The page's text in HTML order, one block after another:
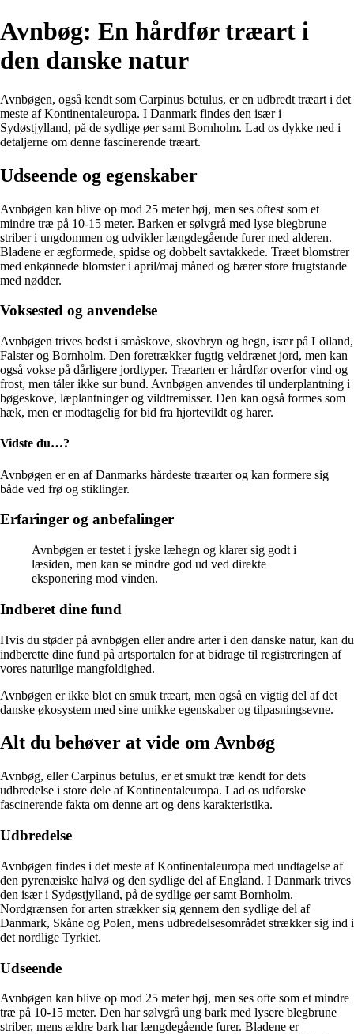
Avnbøg: En hårdfør træart i
den danske natur
Avnbøgen, også kendt som Carpinus betulus, er en udbredt træart i det
meste af Kontinentaleuropa. I Danmark findes den især i
Sydøstjylland, på de sydlige øer samt Bornholm. Lad os dykke ned i
detaljerne om denne fascinerende træart.
Udseende og egenskaber
Avnbøgen kan blive op mod 25 meter høj, men ses oftest som et
mindre træ på 10-15 meter. Barken er sølvgrå med lyse blegbrune
striber i ungdommen og udvikler længdegående furer med alderen.
Bladene er ægformede, spidse og dobbelt savtakkede. Træet blomstrer
med enkønnede blomster i april/maj måned og bærer store frugtstande
med nødder.
Voksested og anvendelse
Avnbøgen trives bedst i småskove, skovbryn og hegn, især på Lolland,
Falster og Bornholm. Den foretrækker fugtig veldrænet jord, men kan
også vokse på dårligere jordtyper. Træarten er hårdfør overfor vind og
frost, men tåler ikke sur bund. Avnbøgen anvendes til underplantning i
bøgeskove, læplantninger og vildtremisser. Den kan også formes som
hæk, men er modtagelig for bid fra hjortevildt og harer.
Vidste du…?
Avnbøgen er en af Danmarks hårdeste træarter og kan formere sig
både ved frø og stiklinger.
Erfaringer og anbefalinger
Avnbøgen er testet i jyske læhegn og klarer sig godt i
læsiden, men kan se mindre god ud ved direkte
eksponering mod vinden.
Indberet dine fund
Hvis du støder på avnbøgen eller andre arter i den danske natur, kan du
indberette dine fund på artsportalen for at bidrage til registreringen af
vores naturlige mangfoldighed.
Avnbøgen er ikke blot en smuk træart, men også en vigtig del af det
danske økosystem med sine unikke egenskaber og tilpasningsevne.
Alt du behøver at vide om Avnbøg
Avnbøg, eller Carpinus betulus, er et smukt træ kendt for dets
udbredelse i store dele af Kontinentaleuropa. Lad os udforske
fascinerende fakta om denne art og dens karakteristika.
Udbredelse
Avnbøgen findes i det meste af Kontinentaleuropa med undtagelse af
den pyrenæiske halvø og den sydlige del af England. I Danmark trives
den især i Sydøstjylland, på de sydlige øer samt Bornholm.
Nordgrænsen for arten strækker sig gennem den sydlige del af
Danmark, Skåne og Polen, mens udbredelsesområdet strækker sig ind i
det nordlige Tyrkiet.
Udseende
Avnbøgen kan blive op mod 25 meter høj, men ses ofte som et mindre
træ på 10-15 meter. Den har sølvgrå ung bark med lysere blegbrune
striber, mens ældre bark har længdegående furer. Bladene er